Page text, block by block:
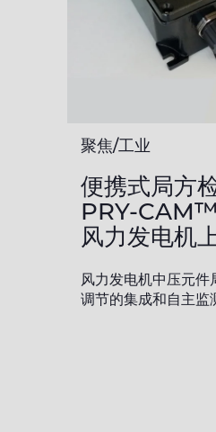
聚焦/工业
便携式局方
PRY-
风力发电机
风力发电机中压元件
调节的集成和自主监